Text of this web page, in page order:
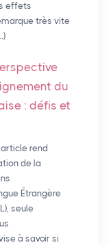
effets
très vite
du
: défis et
rend
de la
Étrangère
seule
à savoir si